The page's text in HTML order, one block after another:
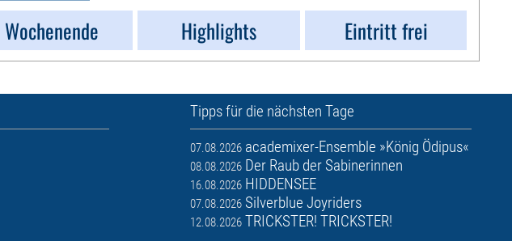
Wochenende Highlights Eintritt frei
Tipps für die nächsten Tage
07.08.2026 academixer-Ensemble »König Ödipus«
08.08.2026 Der Raub der Sabinerinnen
16.08.2026 HIDDENSEE
07.08.2026 Silverblue Joyriders
12.08.2026 TRICKSTER! TRICKSTER!